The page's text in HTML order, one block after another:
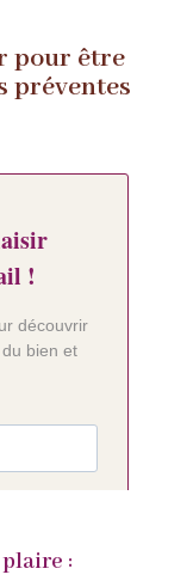
pour être
préventes
: